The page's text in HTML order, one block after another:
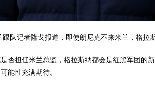
跟队记者隆戈报道，即使朗尼克不来米兰，格拉
否担任米兰总监，格拉斯纳都会是红黑军团的
能性充满期待。